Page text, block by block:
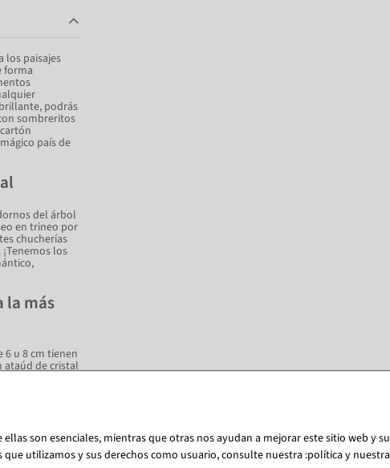
los paisajes
forma
podrás
sombreritos
país de
del árbol
en trineo por
chucherías
los
la más
u 8 cm tienen
ataúd de cristal
color, sino
de
a la
decorativo
son esenciales, mientras que otras nos ayudan a mejorar este sitio web y su
que utilizamos y sus derechos como usuario, consulte nuestra :política y nuestra